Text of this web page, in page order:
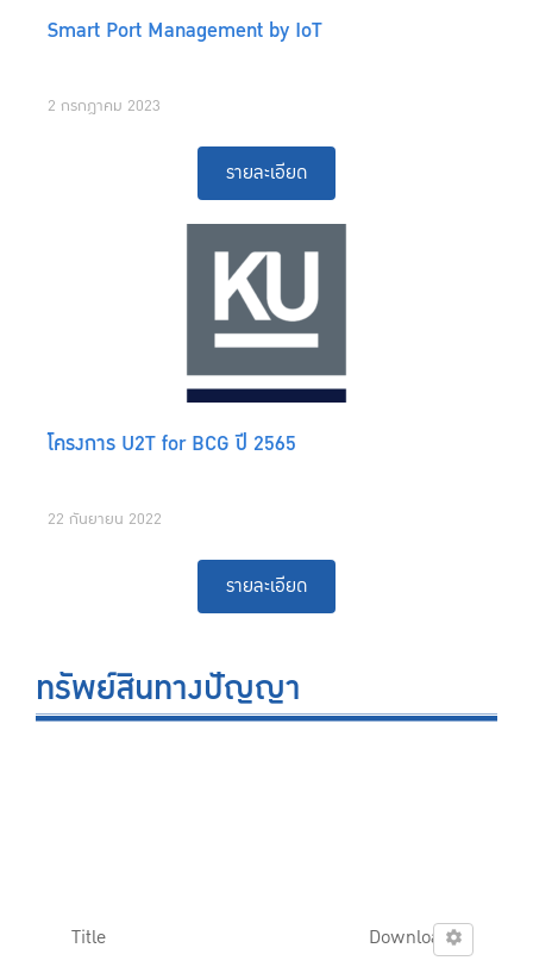
Smart Port Management by IoT
2 กรกฎาคม 2023
รายละเอียด
โครงการ U2T for BCG ปี 2565
22 กันยายน 2022
รายละเอียด
ทรัพย์สินทางปัญญา
Title Download